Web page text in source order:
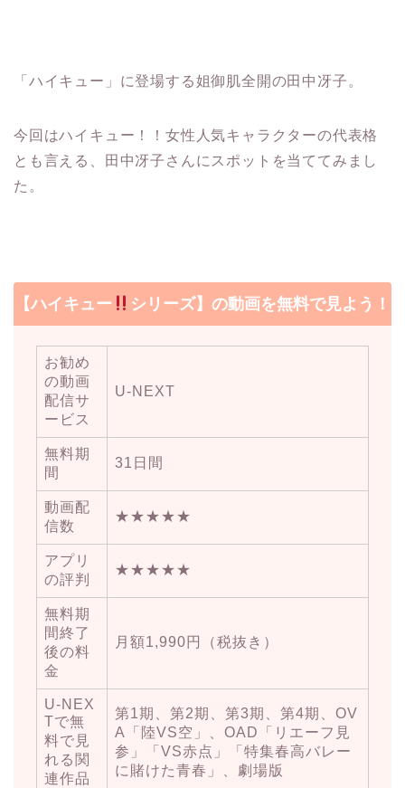
「ハイキュー」に登場する姐御肌全開の田中冴子。
今回はハイキュー！！女性人気キャラクターの代表格
とも言える、田中冴子さんにスポットを当ててみまし
た。
【ハイキュー シリーズ】の動画を無料で見よう！
お勧め
の動画
配信サ
ービス
U-NEXT
無料期
間
31日間
動画配
信数
★★★★★
アプリ
の評判
★★★★★
無料期
間終了
後の料
金
月額1,990円（税抜き）
U-NEX
Tで無
料で見
れる関
連作品
第1期、第2期、第3期、第4期、OV
A「陸VS空」、OAD「リエーフ見
参」「VS赤点」「特集春高バレー
に賭けた青春」、劇場版